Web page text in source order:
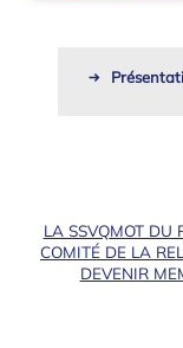
LA SSVQMOT DU
COMITÉ DE LA
DEVENIR